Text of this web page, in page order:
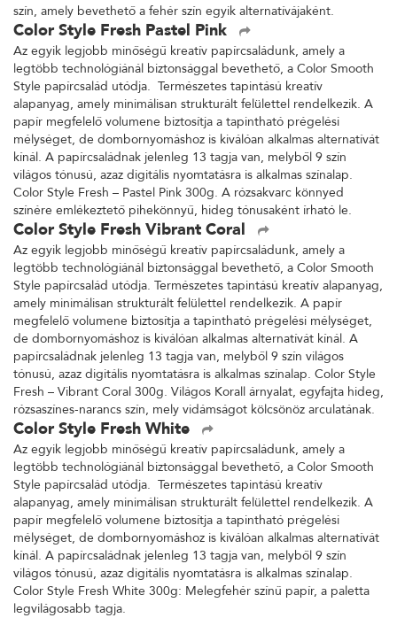
szín, amely bevethető a fehér szín egyik alternatívájaként.
Color Style Fresh Pastel Pink
Az egyik legjobb minőségű kreatív papírcsaládunk, amely a
legtöbb technológiánál biztonsággal bevethető, a Color Smooth
Style papírcsalád utódja. Természetes tapintású kreatív
alapanyag, amely minimálisan strukturált felülettel rendelkezik. A
papír megfelelő volumene biztosítja a tapintható prégelési
mélységet, de dombornyomáshoz is kiválóan alkalmas alternatívát
kínál. A papírcsaládnak jelenleg 13 tagja van, melyből 9 szín
világos tónusú, azaz digitális nyomtatásra is alkalmas színalap.
Color Style Fresh – Pastel Pink 300g. A rózsakvarc könnyed
színére emlékeztető pihekönnyű, hideg tónusaként írható le.
Color Style Fresh Vibrant Coral
Az egyik legjobb minőségű kreatív papírcsaládunk, amely a
legtöbb technológiánál biztonsággal bevethető, a Color Smooth
Style papírcsalád utódja. Természetes tapintású kreatív alapanyag,
amely minimálisan strukturált felülettel rendelkezik. A papír
megfelelő volumene biztosítja a tapintható prégelési mélységet,
de dombornyomáshoz is kiválóan alkalmas alternatívát kínál. A
papírcsaládnak jelenleg 13 tagja van, melyből 9 szín világos
tónusú, azaz digitális nyomtatásra is alkalmas színalap. Color Style
Fresh – Vibrant Coral 300g. Világos Korall árnyalat, egyfajta hideg,
rózsaszínes-narancs szín, mely vidámságot kölcsönöz arculatának.
Color Style Fresh White
Az egyik legjobb minőségű kreatív papírcsaládunk, amely a
legtöbb technológiánál biztonsággal bevethető, a Color Smooth
Style papírcsalád utódja. Természetes tapintású kreatív
alapanyag, amely minimálisan strukturált felülettel rendelkezik. A
papír megfelelő volumene biztosítja a tapintható prégelési
mélységet, de dombornyomáshoz is kiválóan alkalmas alternatívát
kínál. A papírcsaládnak jelenleg 13 tagja van, melyből 9 szín
világos tónusú, azaz digitális nyomtatásra is alkalmas színalap.
Color Style Fresh White 300g: Melegfehér színű papír, a paletta
legvilágosabb tagja.